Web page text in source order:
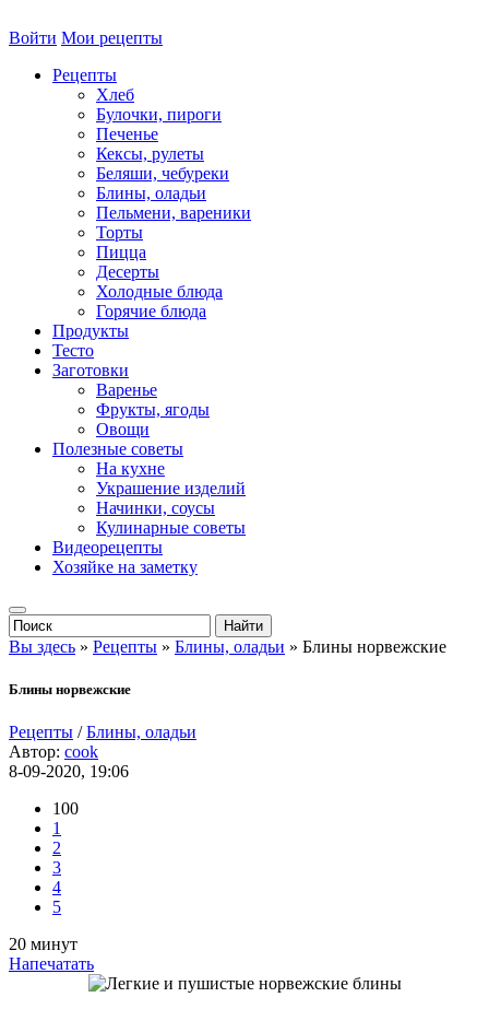
Войти Мои рецепты
Рецепты
Хлеб
Булочки, пироги
Печенье
Кексы, рулеты
Беляши, чебуреки
Блины, оладьи
Пельмени, вареники
Торты
Пицца
Десерты
Холодные блюда
Горячие блюда
Продукты
Тесто
Заготовки
Варенье
Фрукты, ягоды
Овощи
Полезные советы
На кухне
Украшение изделий
Начинки, соусы
Кулинарные советы
Видеорецепты
Хозяйке на заметку
Вы здесь » Рецепты » Блины, оладьи » Блины норвежские
Блины норвежские
Рецепты /Блины, оладьи
Автор: cook
8-09-2020, 19:06
100
1
2
3
4
5
20 минут
Напечатать